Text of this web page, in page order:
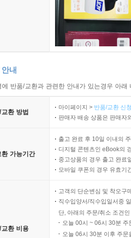
내
반품/교환과 관련한 안내가 있는경우 아
환 방법
마이페이지 > 반품/교환 신
판매자 배송 상품은 판매자
환 가능기간
출고 완료 후 10일 이내의
디지털 콘텐츠인 eBook의
중고상품의 경우 출고 완료
모바일 쿠폰의 경우 유효기
교환 비용
고객의 단순변심 및 착오구
직수입양서/직수입일서중
단, 아래의 주문/취소 조건
오늘 00시 ~ 06시 30분
오늘 06시 30분 이후 주